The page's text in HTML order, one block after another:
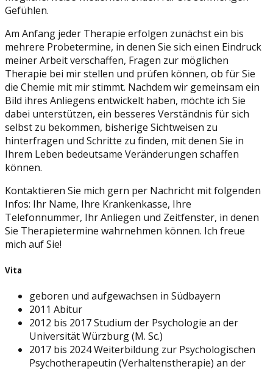
Gefühlen.
Am Anfang jeder Therapie erfolgen zunächst ein bis
mehrere Probetermine, in denen Sie sich einen Eindruck
meiner Arbeit verschaffen, Fragen zur möglichen
Therapie bei mir stellen und prüfen können, ob für Sie
die Chemie mit mir stimmt. Nachdem wir gemeinsam ein
Bild ihres Anliegens entwickelt haben, möchte ich Sie
dabei unterstützen, ein besseres Verständnis für sich
selbst zu bekommen, bisherige Sichtweisen zu
hinterfragen und Schritte zu finden, mit denen Sie in
Ihrem Leben bedeutsame Veränderungen schaffen
können.
Kontaktieren Sie mich gern per Nachricht mit folgenden
Infos: Ihr Name, Ihre Krankenkasse, Ihre
Telefonnummer, Ihr Anliegen und Zeitfenster, in denen
Sie Therapietermine wahrnehmen können. Ich freue
mich auf Sie!
Vita
geboren und aufgewachsen in Südbayern
2011 Abitur
2012 bis 2017 Studium der Psychologie an der
Universität Würzburg (M. Sc.)
2017 bis 2024 Weiterbildung zur Psychologischen
Psychotherapeutin (Verhaltenstherapie) an der